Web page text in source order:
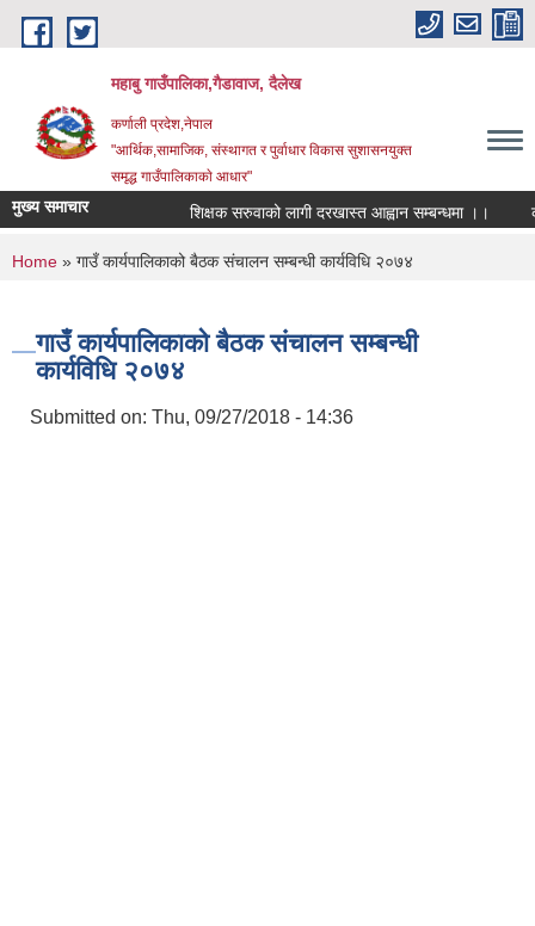
Skip to main content
महाबु गाउँपालिका,गैडावाज, दैलेख
कर्णाली प्रदेश,नेपाल
"आर्थिक,सामाजिक, संस्थागत र पुर्वाधार विकास सुशासनयुक्त
समृद्ध गाउँपालिकाकाे आधार"
मुख्य समाचार शिक्षक सरुवाको लागी दरखास्त आह्वान सम्बन्धमा ।।
You are here
Home » गाउँ कार्यपालिकाको बैठक संचालन सम्बन्धी कार्यविधि २०७४
गाउँ कार्यपालिकाको बैठक संचालन सम्बन्धी
कार्यविधि २०७४
Submitted on: Thu, 09/27/2018 - 14:36